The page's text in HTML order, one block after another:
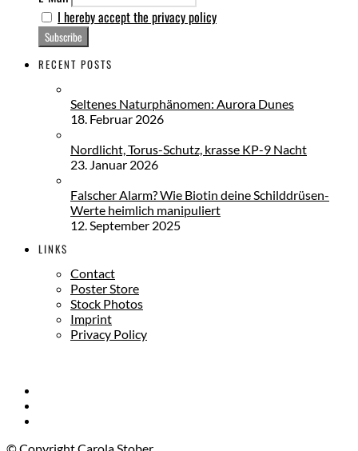
I hereby accept the privacy policy
RECENT POSTS
Seltenes Naturphänomen: Aurora Dunes
18. Februar 2026
Nordlicht, Torus-Schutz, krasse KP-9 Nacht
23. Januar 2026
Falscher Alarm? Wie Biotin deine Schilddrüsen-
Werte heimlich manipuliert
12. September 2025
LINKS
Contact
Poster Store
Stock Photos
Imprint
Privacy Policy